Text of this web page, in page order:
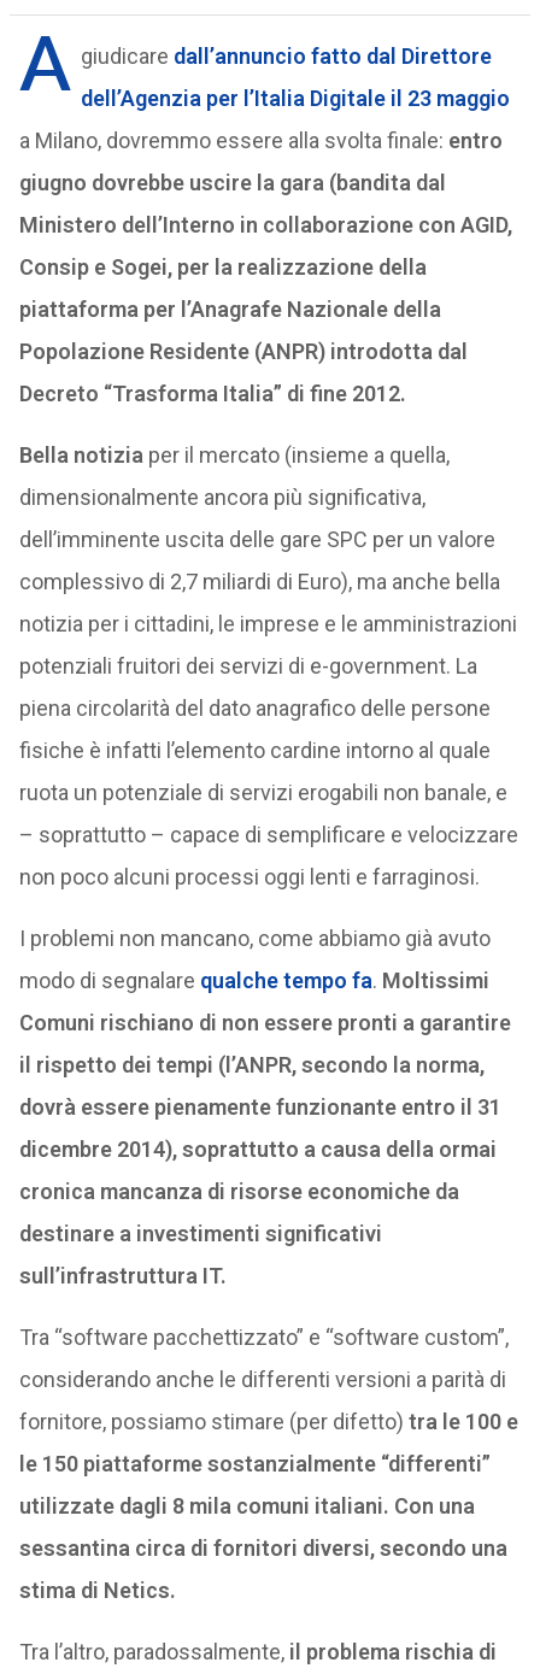
A giudicare dall’annuncio fatto dal Direttore
dell’Agenzia per l’Italia Digitale il 23 maggio
a Milano, dovremmo essere alla svolta finale: entro
giugno dovrebbe uscire la gara (bandita dal
Ministero dell’Interno in collaborazione con AGID,
Consip e Sogei, per la realizzazione della
piattaforma per l’Anagrafe Nazionale della
Popolazione Residente (ANPR) introdotta dal
Decreto “Trasforma Italia” di fine 2012.
Bella notizia per il mercato (insieme a quella,
dimensionalmente ancora più significativa,
dell’imminente uscita delle gare SPC per un valore
complessivo di 2,7 miliardi di Euro), ma anche bella
notizia per i cittadini, le imprese e le amministrazioni
potenziali fruitori dei servizi di e-government. La
piena circolarità del dato anagrafico delle persone
fisiche è infatti l’elemento cardine intorno al quale
ruota un potenziale di servizi erogabili non banale, e
– soprattutto – capace di semplificare e velocizzare
non poco alcuni processi oggi lenti e farraginosi.
I problemi non mancano, come abbiamo già avuto
modo di segnalare qualche tempo fa. Moltissimi
Comuni rischiano di non essere pronti a garantire
il rispetto dei tempi (l’ANPR, secondo la norma,
dovrà essere pienamente funzionante entro il 31
dicembre 2014), soprattutto a causa della ormai
cronica mancanza di risorse economiche da
destinare a investimenti significativi
sull’infrastruttura IT.
Tra “software pacchettizzato” e “software custom”,
considerando anche le differenti versioni a parità di
fornitore, possiamo stimare (per difetto) tra le 100 e
le 150 piattaforme sostanzialmente “differenti”
utilizzate dagli 8 mila comuni italiani. Con una
sessantina circa di fornitori diversi, secondo una
stima di Netics.
Tra l’altro, paradossalmente, il problema rischia di